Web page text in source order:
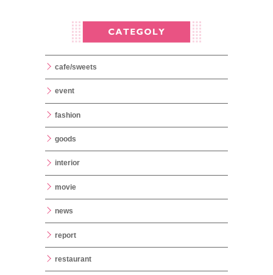
cafe/sweets
event
fashion
goods
interior
movie
news
report
restaurant